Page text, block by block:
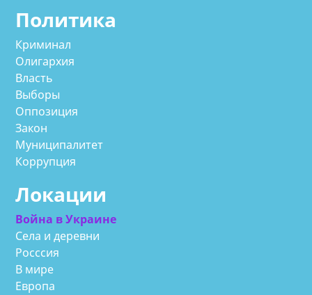
Политика
Криминал
Олигархия
Власть
Выборы
Оппозиция
Закон
Муниципалитет
Коррупция
Локации
Война в Украине
Села и деревни
Росссия
В мире
Европа